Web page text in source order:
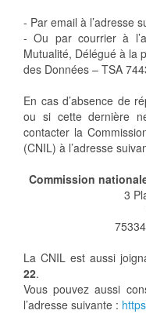
- Par email à l’adresse
- Ou par courrier à
Mutualité, Délégué à la
des Données – TSA
En cas d’absence de
ou si cette dernière
contacter la
(CNIL) à l’adresse
Commission
3
La CNIL est aussi
22.
Vous pouvez aussi
l’adresse suivante :